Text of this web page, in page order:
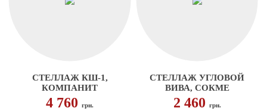
СТЕЛЛАЖ КШ-1,
КОМПАНИТ
4 760грн.
СТЕЛЛАЖ УГЛОВОЙ
ВИВА, СОКМЕ
2 460 грн.